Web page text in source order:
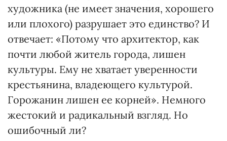
художника (не имеет значения, хорошего
или плохого) разрушает это единство? И
отвечает: «Потому что архитектор, как
почти любой житель города, лишен
культуры. Ему не хватает уверенности
крестьянина, владеющего культурой.
Горожанин лишен ее корней». Немного
жестокий и радикальный взгляд. Но
ошибочный ли?